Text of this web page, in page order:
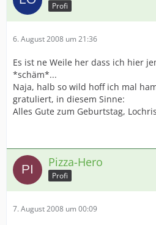
Profi
6. August 2008 um 21:36
Es ist ne Weile her dass ich hier
*schäm*...
Naja, halb so wild hoff ich mal
gratuliert, in diesem Sinne:
Alles Gute zum Geburtstag,
Pizza-Hero
Profi
7. August 2008 um 00:09